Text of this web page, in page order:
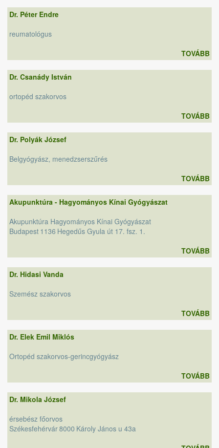
Dr. Péter Endre
reumatológus
TOVÁBB
Dr. Csanády István
ortopéd szakorvos
TOVÁBB
Dr. Polyák József
Belgyógyász, menedzserszűrés
TOVÁBB
Akupunktúra - Hagyományos Kínai Gyógyászat
Akupunktúra Hagyományos Kínai Gyógyászat
Budapest 1136 Hegedűs Gyula út 17. fsz. 1.
TOVÁBB
Dr. Hidasi Vanda
Szemész szakorvos
TOVÁBB
Dr. Elek Emil Miklós
Ortopéd szakorvos-gerincgyógyász
TOVÁBB
Dr. Mikola József
érsebész főorvos
Székesfehérvár8000 Károly János u 43a